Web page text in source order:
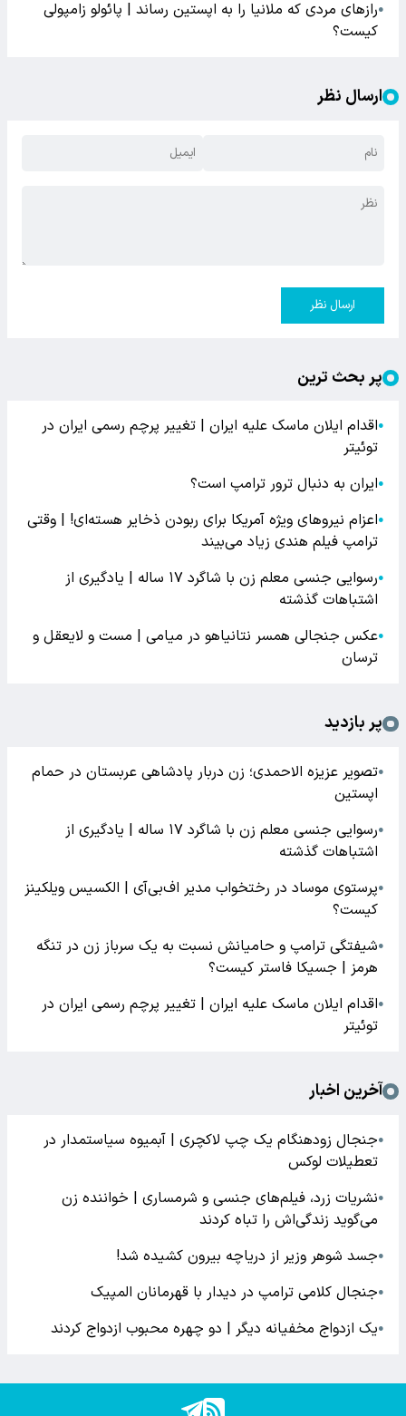
●رازهای مردی که ملانیا را به اپستین رساند | پائولو زامپولی
کیست؟
ارسال نظر
ارسال نظر
پر بحث ترین
●اقدام ایلان ماسک علیه ایران | تغییر پرچم رسمی ایران در
توئیتر
●ایران به دنبال ترور ترامپ است؟
●اعزام نیروهای ویژه آمریکا برای ربودن ذخایر هسته‌ای! | وقتی
ترامپ فیلم هندی زیاد می‌بیند
●
رسوایی جنسی معلم زن با شاگرد ۱۷ ساله | یادگیری از
اشتباهات گذشته
●عکس جنجالی همسر نتانیاهو در میامی | مست و لایعقل و
ترسان
پر بازدید
●تصویر عزیزه الاحمدی؛ زن دربار پادشاهی عربستان در حمام
اپستین
●
رسوایی جنسی معلم زن با شاگرد ۱۷ ساله | یادگیری از
اشتباهات گذشته
●پرستوی موساد در رختخواب مدیر اف‌بی‌آی | الکسیس ویلکینز
کیست؟
●شیفتگی ترامپ و حامیانش نسبت به یک سرباز زن در تنگه
هرمز | جسیکا فاستر کیست؟
●اقدام ایلان ماسک علیه ایران | تغییر پرچم رسمی ایران در
توئیتر
آخرین اخبار
●جنجال زودهنگام یک چپ لاکچری | آبمیوه سیاستمدار در
تعطیلات لوکس
●نشریات زرد، فیلم‌های جنسی و شرمساری | خواننده زن
می‌گوید زندگی‌اش را تباه کردند
●جسد شوهر وزیر از دریاچه بیرون کشیده شد!
●جنجال کلامی ترامپ در دیدار با قهرمانان المپیک
●یک ازدواج مخفیانه دیگر | دو چهره محبوب ازدواج کردند